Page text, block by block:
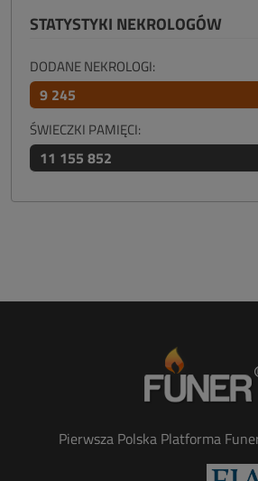
STATYSTYKI NEKROLOGÓW
DODANE NEKROLOGI:
9 245
ŚWIECZKI PAMIĘCI:
11 155 852
Pierwsza Polska Platforma